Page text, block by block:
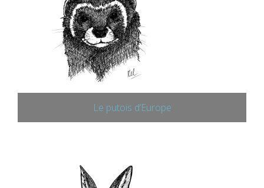
Le putois d’Europe